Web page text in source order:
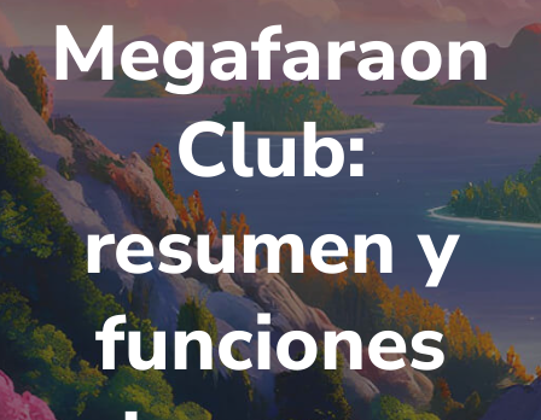
Megafaraon
Club:
resumen y
funciones